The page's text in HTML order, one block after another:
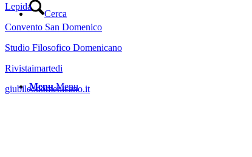
Cerca
Menu Menu
Lepida
Convento San Domenico
Studio Filosofico Domenicano
Rivistaimartedi
giubileodomenicano.it